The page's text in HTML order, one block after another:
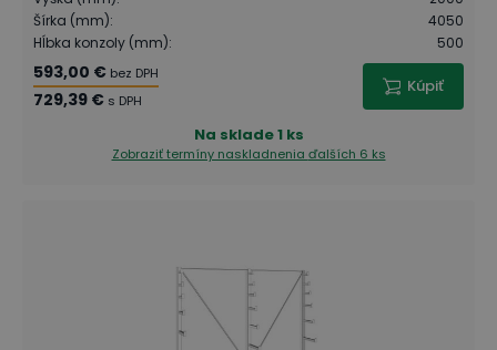
Šírka (mm):
4050
Hĺbka konzoly (mm): 500
593,00 € bez DPH
729,39 € s DPH
Kúpiť
Na sklade1 ks
Zobraziť termíny naskladnenia ďalších 6 ks